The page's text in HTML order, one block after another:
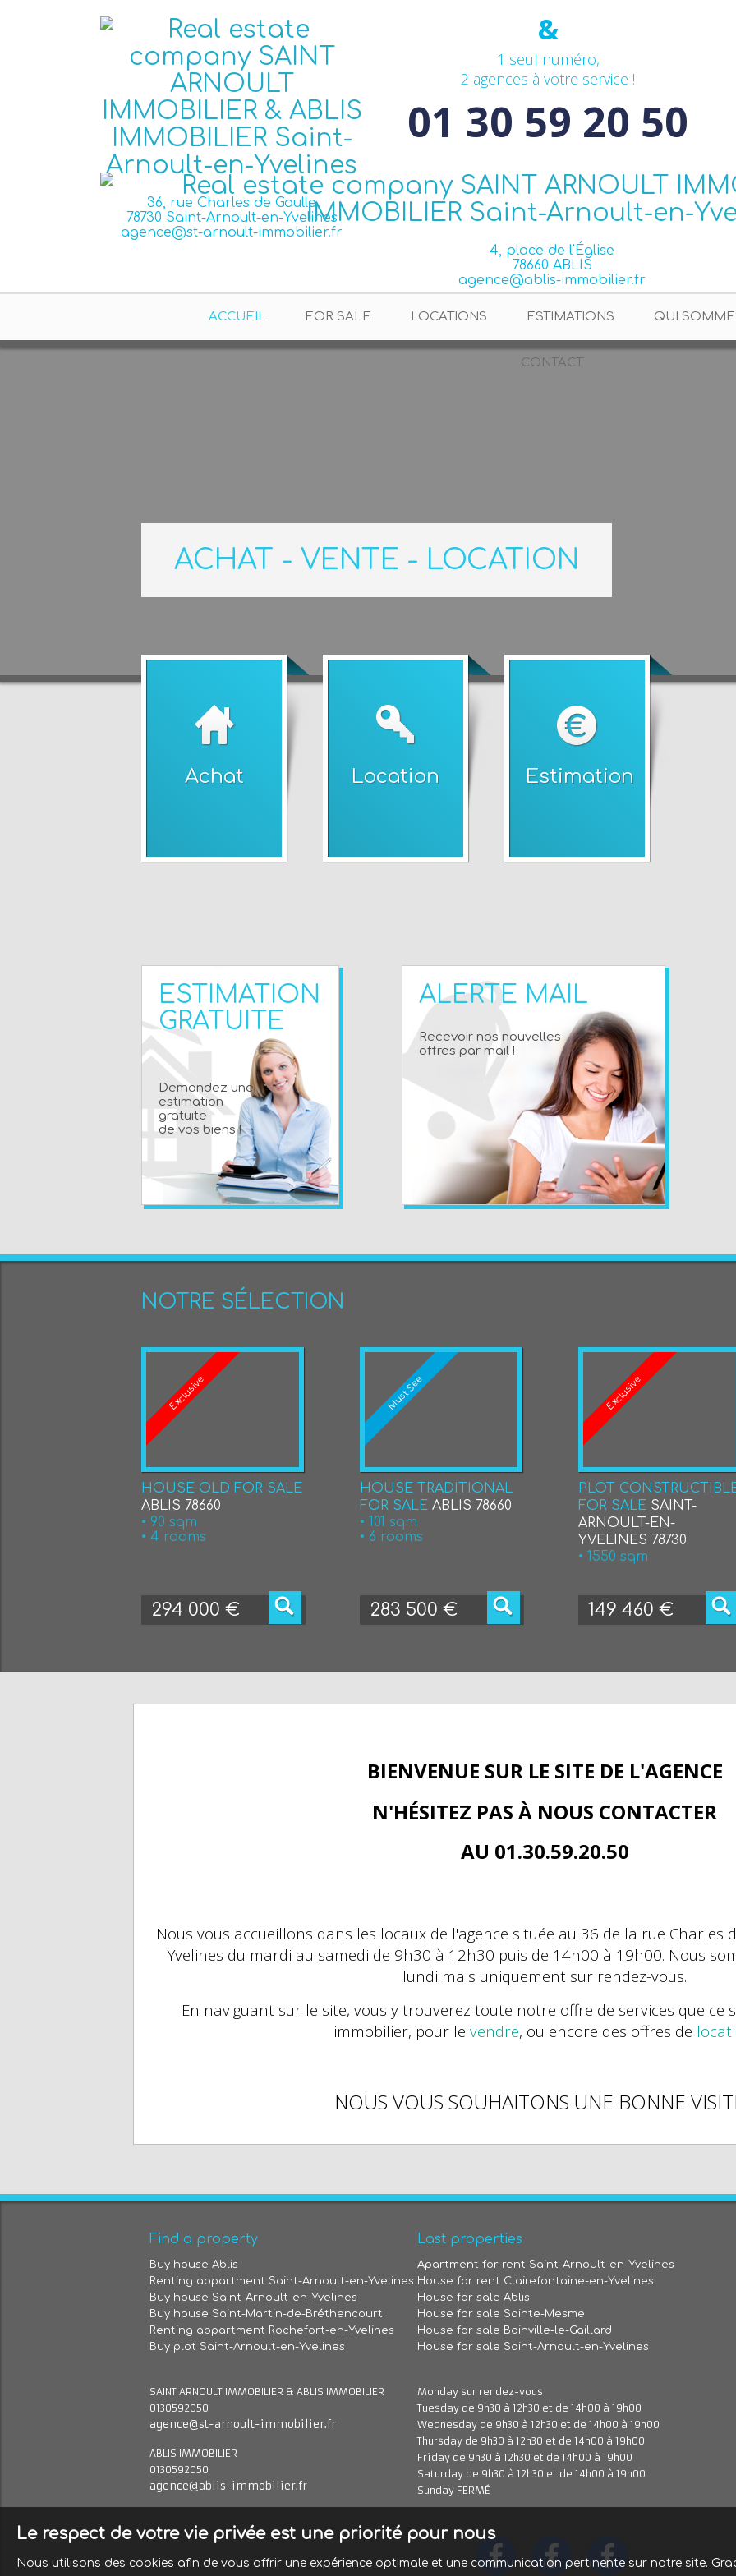
36, rue Charles de Gaulle
78730 Saint-Arnoult-en-Yvelines
agence@st-arnoult-immobilier.fr
&
1 seul numéro,
2 agences à votre service !
01 30 59 20 50
4, place de l'Église
78660 ABLIS
agence@ablis-immobilier.fr
ACCUEIL FOR SALE LOCATIONS ESTIMATIONS QUI
CONTACT
ACHAT - VENTE - LOCATION
Achat Location Estimation
ESTIMATION
GRATUITE
Demandez une
estimation
gratuite
de vos biens !
ALERTE MAIL
Recevoir nos nouvelles
offres par mail !
NOTRE SÉLECTION
Exclusive
HOUSE OLD FOR SALE
ABLIS 78660
• 90 sqm
• 4 rooms
294 000 €
Must See
HOUSE TRADITIONAL
FOR SALE ABLIS 78660
• 101 sqm
• 6 rooms
283 500 €
Exclusive
PLOT
FOR SALE SAINT-
ARNOULT-EN-
YVELINES 78730
• 1550 sqm
149 460 €
BIENVENUE SUR LE SITE DE L'AGENCE
N'HÉSITEZ PAS À NOUS CONTACTER
AU 01.30.59.20.50
Nous vous accueillons dans les locaux de l'agence située au 36 de la rue Charles
Yvelines du mardi au samedi de 9h30 à 12h30 puis de 14h00 à 19h00. Nous
lundi mais uniquement sur rendez-vous.
En naviguant sur le site, vous y trouverez toute notre offre de services que ce
immobilier, pour le vendre, ou encore des offres de
NOUS VOUS SOUHAITONS UNE BONNE
Find a property
Buy house Ablis
Renting appartment Saint-Arnoult-en-Yvelines
Buy house Saint-Arnoult-en-Yvelines
Buy house Saint-Martin-de-Bréthencourt
Renting appartment Rochefort-en-Yvelines
Buy plot Saint-Arnoult-en-Yvelines
Last properties
Apartment for rent Saint-Arnoult-en-Yvelines
House for rent Clairefontaine-en-Yvelines
House for sale Ablis
House for sale Sainte-Mesme
House for sale Boinville-le-Gaillard
House for sale Saint-Arnoult-en-Yvelines
SAINT ARNOULT IMMOBILIER & ABLIS IMMOBILIER
0130592050
agence@st-arnoult-immobilier.fr
ABLIS IMMOBILIER
0130592050
agence@ablis-immobilier.fr
Monday sur rendez-vous
Tuesday de 9h30 à 12h30 et de 14h00 à 19h00
Wednesday de 9h30 à 12h30 et de 14h00 à 19h00
Thursday de 9h30 à 12h30 et de 14h00 à 19h00
Friday de 9h30 à 12h30 et de 14h00 à 19h00
Saturday de 9h30 à 12h30 et de 14h00 à 19h00
Sunday FERMÉ
Le respect de votre vie privée est une priorité pour nous
Nous utilisons des cookies afin de vous offrir une expérience optimale et une communication pertinente sur notre site.